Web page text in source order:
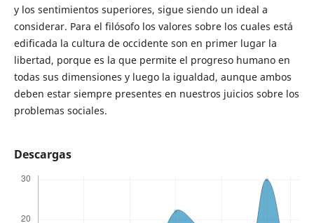
y los sentimientos superiores, sigue siendo un ideal a
considerar. Para el filósofo los valores sobre los cuales está
edificada la cultura de occidente son en primer lugar la
libertad, porque es la que permite el progreso humano en
todas sus dimensiones y luego la igualdad, aunque ambos
deben estar siempre presentes en nuestros juicios sobre los
problemas sociales.
Descargas